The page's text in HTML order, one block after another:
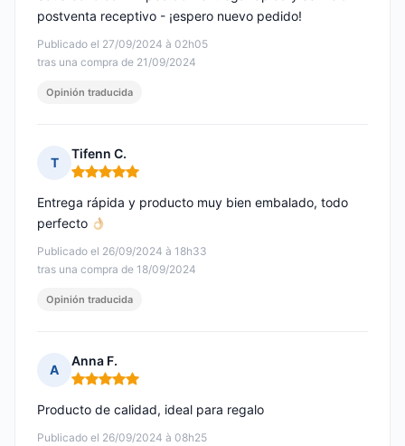
Publicado el 27/09/2024 à 02h05
tras una compra de 21/09/2024
postventa receptivo - ¡espero nuevo pedido!
Opinión traducida
T
Tifenn C.
Nota: 5 de 5
Publicado el 26/09/2024 à 18h33
tras una compra de 18/09/2024
Entrega rápida y producto muy bien embalado, todo
perfecto
Opinión traducida
A
Anna F.
Nota: 5 de 5
Publicado el 26/09/2024 à 08h25
Producto de calidad, ideal para regalo